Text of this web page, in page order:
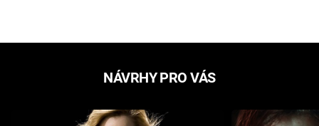
NÁVRHY PRO VÁS